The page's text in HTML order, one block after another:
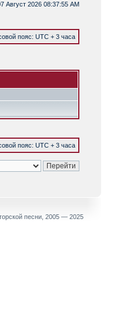
Август 2026 08:37:55 AM
пояс: UTC + 3 часа
пояс: UTC + 3 часа
песни, 2005 — 2025